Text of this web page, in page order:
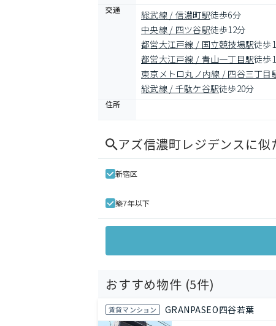
交通 総武線 / 信濃町駅徒歩6分
中央線 / 四ツ谷駅徒歩12分
都営大江戸線 / 国立競技場駅徒歩
都営大江戸線 / 青山一丁目駅徒歩
東京メトロ丸ノ内線 / 四谷三丁目
総武線 / 千駄ケ谷駅徒歩20分
住所
アズ信濃町レジデンスに似
新宿区
築7年以下
おすすめ物件 (5件)
賃貸マンション GRANPASEO四谷若葉